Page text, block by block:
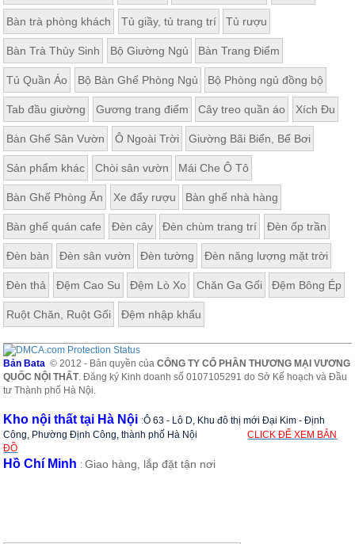
Bàn trà phòng khách Tủ giầy, tủ trang trí Tủ rượu
Bàn Trà Thủy Sinh Bộ Giường Ngủ Bàn Trang Điểm
Tủ Quần Áo Bộ Bàn Ghế Phòng Ngủ Bộ Phòng ngủ đồng bộ
Tab đầu giường Gương trang điểm Cây treo quần áo Xích Đu
Bàn Ghế Sân Vườn Ô Ngoài Trời Giường Bãi Biển, Bể Bơi
Sản phẩm khác Chòi sân vườn Mái Che Ô Tô
Bàn Ghế Phòng Ăn Xe đẩy rượu Bàn ghế nhà hàng
Bàn ghế quán cafe Đèn cây Đèn chùm trang trí Đèn ốp trần
Đèn bàn Đèn sân vườn Đèn tường Đèn năng lượng mặt trời
Đèn thả Đệm Cao Su Đệm Lò Xo Chăn Ga Gối Đệm Bông Ép
Ruột Chăn, Ruột Gối Đệm nhập khẩu
Bản Bata © 2012 - Bản quyền củaCÔNG TY CỔ PHẦN THƯƠNG MẠI VƯƠNG
QUỐC NỘI THẤT. Đăng ký Kinh doanh số 0107105291 do Sở Kế hoạch và Đầu
tư Thành phố Hà Nội.
Kho nội thất tại Hà Nội :Ô 63 - Lô D, Khu đô thị mới Đại Kim - Định
Công, Phường Định Công, thành phố Hà Nội
CLICK ĐỂ XEM BẢN
ĐỒ
Hồ Chí Minh :Giao hàng, lắp đặt tận nơi